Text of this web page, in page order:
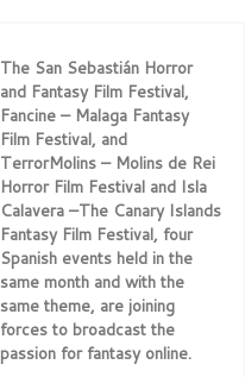
The San Sebastián Horror
and Fantasy Film Festival,
Fancine – Malaga Fantasy
Film Festival, and
TerrorMolins – Molins de Rei
Horror Film Festival and Isla
Calavera –The Canary Islands
Fantasy Film Festival, four
Spanish events held in the
same month and with the
same theme, are joining
forces to broadcast the
passion for fantasy online.